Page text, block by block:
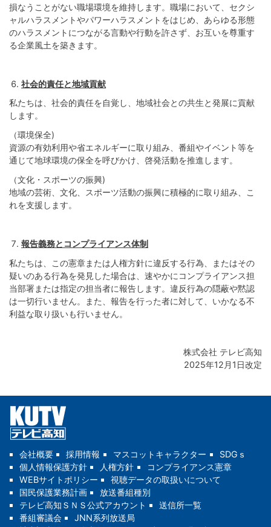
損なうことがない職場環境を維持します。職場において、セクシ
ャルハラスメントやパワーハラスメントをはじめ、あらゆる形態
のハラスメントにつながる言動や行動を許さず、お互いを尊重す
る企業風土を築きます。
社会的責任と地域貢献
私たちは、社会的責任を自覚し、地域社会との共生と発展に貢献
します。
（環境保全)
資源の有効利用や省エネルギーに取り組み、番組やイベント等を
通じて地球環境の保全を呼びかけ、啓発活動を推進します。
（文化・スポーツの振興)
地域の芸術、文化、スポーツ活動の振興に積極的に取り組み、こ
れを支援します。
報告義務とコンプライアンス体制
私たちは、この憲章または人権方針に違反する行為、またはその
疑いのある行為を発見した場合は、速やかにコンプライアンス担
当部署または指定の担当者に報告します。違反行為の隠蔽や黙認
は一切行いません。また、報告を行った者に対して、いかなる不
利益な取り扱いも行いません。
株式会社 テレビ高知
2025年12月1日改定
会社概要 採用情報 マスコットキャラクター
SDGｓ
個人情報保護方針
人権方針
コンプライアンス憲章
WEBサイトポリシー
視聴データの取扱いについて
国民保護業務計画
放送番組種別
テレビ高知ＳＮＳ公式アカウント
送信所一覧
番組審議会
JNN系列放送局